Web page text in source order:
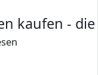
kaufen - die